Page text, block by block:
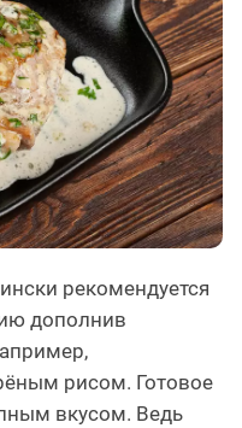
рекомендуется
дополнив
рисом. Готовое
вкусом. Ведь